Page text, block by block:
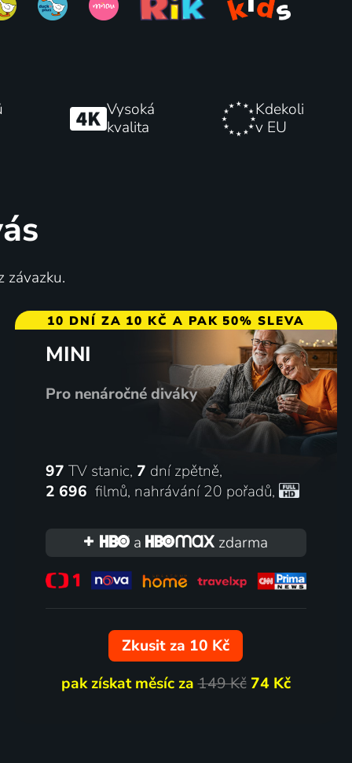
Vysoká
kvalita
Kdekoli
v EU
závazku.
10 DNÍ ZA 10 KČ A PAK 50% SLEVA
MINI
Pro nenáročné diváky
97 TV stanic, 7 dní zpětně,
2 696 filmů, nahrávání 20 pořadů,
a zdarma
Zkusit za 10 Kč
pak získat měsíc za149 Kč 74 Kč